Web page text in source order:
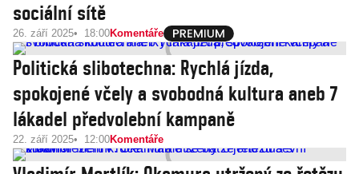
sociální sítě
26. září 2025 18:00Komentáře
Politická slibotechna: Rychlá jízda,
spokojené včely a svobodná kultura aneb 7
lákadel předvolební kampaně
22. září 2025 12:00Komentáře